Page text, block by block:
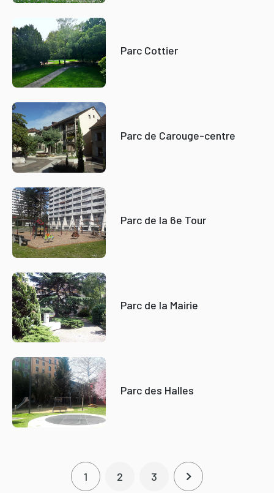
Parc Cottier
Parc de Carouge-centre
Parc de la 6e Tour
Parc de la Mairie
Parc des Halles
Pagination
Page courante
1 Page
2 Page
3 Page suivante